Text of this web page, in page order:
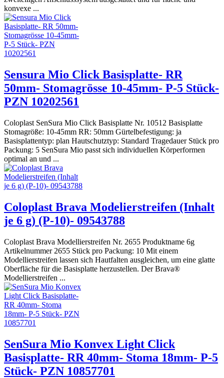
konvexe ...
Sensura Mio Click Basisplatte- RR
50mm- Stomagrösse 10-45mm- P-5 Stück-
PZN 10202561
Coloplast SenSura Mio Click Basisplatte Nr. 10512 Basisplatte
Stomagröße: 10-45mm RR: 50mm Gürtelbefestigung: ja
Basisplattentyp: plan Hautschutztyp: Standard Tragedauer Stück pro
Packung: 5 SenSura Mio passt sich individuellen Körperformen
optimal an und ...
Coloplast Brava Modelierstreifen (Inhalt
je 6 g) (P-10)- 09543788
Coloplast Brava Modellierstreifen Nr. 2655 Produktname 6g
Artikelnummer 2655 Stück pro Packung: 10 Mit einem
Modellierstreifen lassen sich Hautfalten ausgleichen, um eine glatte
Oberfläche für die Basisplatte herzustellen. Der Brava®
Modellierstreifen ...
SenSura Mio Konvex Light Click
Basisplatte- RR 40mm- Stoma 18mm- P-5
Stück- PZN 10857701